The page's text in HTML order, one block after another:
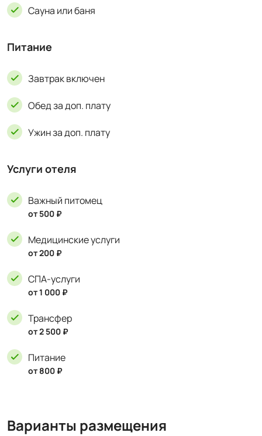
Сауна или баня
Питание
Завтрак включен
Обед за доп. плату
Ужин за доп. плату
Услуги отеля
Важный питомец
от 500 ₽
Медицинские услуги
от 200 ₽
СПА-услуги
от 1 000 ₽
Трансфер
от 2 500 ₽
Питание
от 800 ₽
Варианты размещения